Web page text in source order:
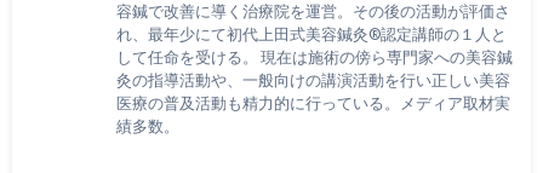
容鍼で改善に導く治療院を運営。その後の活動が評価さ
れ、最年少にて初代上田式美容鍼灸®認定講師の１人と
して任命を受ける。 現在は施術の傍ら専門家への美容鍼
灸の指導活動や、一般向けの講演活動を行い正しい美容
医療の普及活動も精力的に行っている。メディア取材実
績多数。